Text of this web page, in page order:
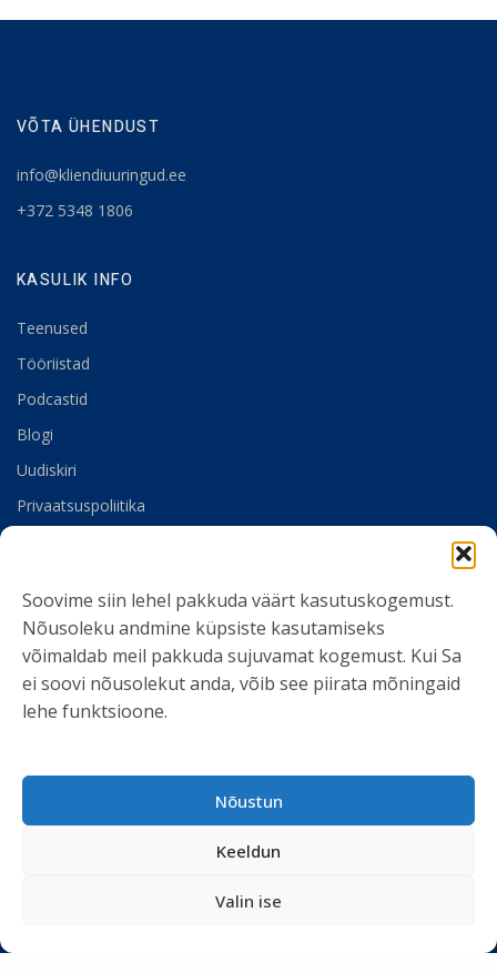
Soovime siin lehel pakkuda väärt kasutuskogemust.
Nõusoleku andmine küpsiste kasutamiseks
võimaldab meil pakkuda sujuvamat kogemust. Kui Sa
ei soovi nõusolekut anda, võib see piirata mõningaid
lehe funktsioone.
Nõustun
Keeldun
Valin ise
VÕTA ÜHENDUST
info@kliendiuuringud.ee
+372 5348 1806
KASULIK INFO
Teenused
Tööriistad
Podcastid
Blogi
Uudiskiri
Privaatsuspoliitika
SOTSIAALMEEDIA
Ole kursis meie tegemistega. Peame kinni